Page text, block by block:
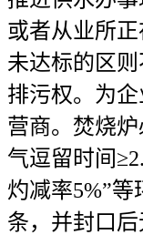
或者从业所
未达标的区
排污权。为
营商。焚烧
气逗留时间
灼减率5%”等
条，并封口